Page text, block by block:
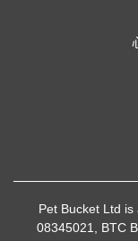
Pet Bucket Ltd
08345021, BTC